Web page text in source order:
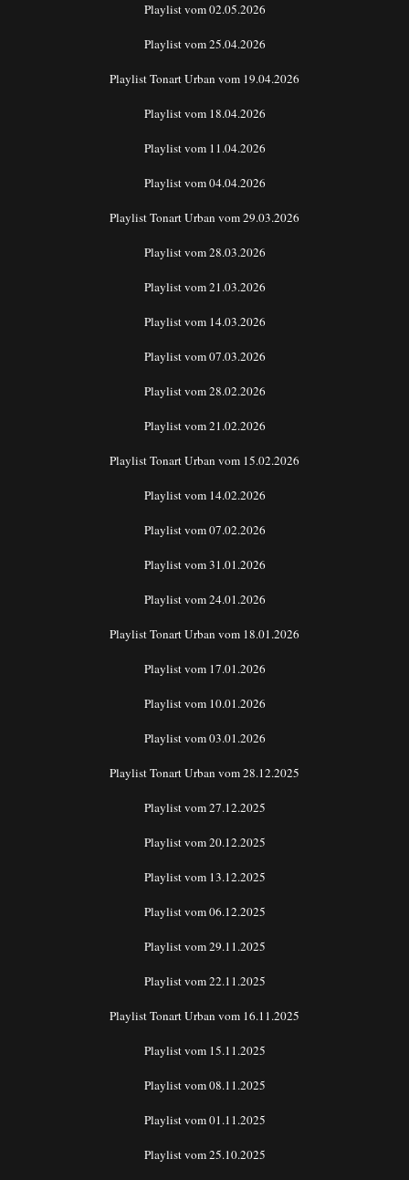
Playlist vom 02.05.2026
Playlist vom 25.04.2026
Playlist Tonart Urban vom 19.04.2026
Playlist vom 18.04.2026
Playlist vom 11.04.2026
Playlist vom 04.04.2026
Playlist Tonart Urban vom 29.03.2026
Playlist vom 28.03.2026
Playlist vom 21.03.2026
Playlist vom 14.03.2026
Playlist vom 07.03.2026
Playlist vom 28.02.2026
Playlist vom 21.02.2026
Playlist Tonart Urban vom 15.02.2026
Playlist vom 14.02.2026
Playlist vom 07.02.2026
Playlist vom 31.01.2026
Playlist vom 24.01.2026
Playlist Tonart Urban vom 18.01.2026
Playlist vom 17.01.2026
Playlist vom 10.01.2026
Playlist vom 03.01.2026
Playlist Tonart Urban vom 28.12.2025
Playlist vom 27.12.2025
Playlist vom 20.12.2025
Playlist vom 13.12.2025
Playlist vom 06.12.2025
Playlist vom 29.11.2025
Playlist vom 22.11.2025
Playlist Tonart Urban vom 16.11.2025
Playlist vom 15.11.2025
Playlist vom 08.11.2025
Playlist vom 01.11.2025
Playlist vom 25.10.2025